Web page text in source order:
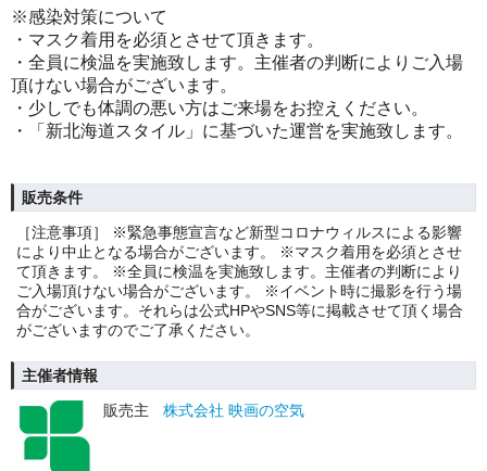
※感染対策について
・マスク着用を必須とさせて頂きます。
・全員に検温を実施致します。主催者の判断によりご入場
頂けない場合がございます。
・少しでも体調の悪い方はご来場をお控えください。
・「新北海道スタイル」に基づいた運営を実施致します。
販売条件
［注意事項］ ※緊急事態宣言など新型コロナウィルスによる影響
により中止となる場合がございます。 ※マスク着用を必須とさせ
て頂きます。 ※全員に検温を実施致します。主催者の判断により
ご入場頂けない場合がございます。 ※イベント時に撮影を行う場
合がございます。それらは公式HPやSNS等に掲載させて頂く場合
がございますのでご了承ください。
主催者情報
販売主
株式会社 映画の空気